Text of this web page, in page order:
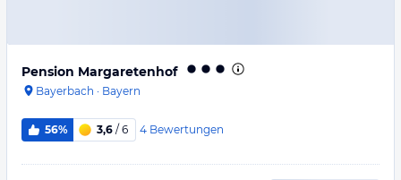
Pension Margaretenhof
Bayerbach · Bayern
56% 3,6 / 6 4 Bewertungen